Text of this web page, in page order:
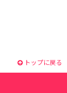
トップに戻る